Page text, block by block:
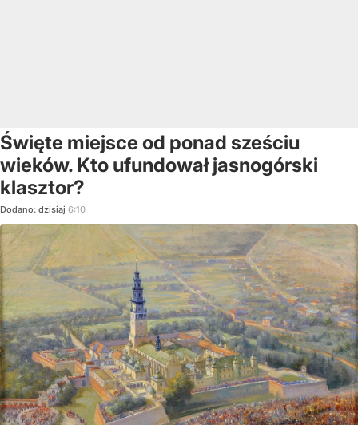
Święte miejsce od ponad sześciu
wieków. Kto ufundował jasnogórski
klasztor?
Dodano: dzisiaj 6:10